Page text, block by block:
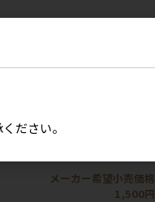
【ROKKA】ロッカ エアドラ
メーカー希望小売価格
1,500円
ださい。